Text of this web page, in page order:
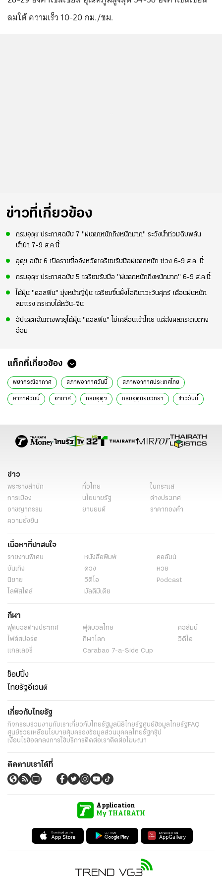
ลมใต้ ความเร็ว 10-20 กม./ชม.
ข่าวที่เกี่ยวข้อง
กรมอุตุฯ ประกาศฉบับ 7 "ฝนตกหนักถึงหนักมาก" ระวังน้ำท่วมฉับพลัน
น้ำป่า 7-9 ส.ค.นี้
อุตุฯ ฉบับ 6 เปิดรายชื่อจังหวัดเตรียมรับมือฝนตกหนัก ช่วง 6-9 ส.ค. นี้
กรมอุตุฯ ประกาศฉบับ 5 เตรียมรับมือ "ฝนตกหนักถึงหนักมาก" 6-9 ส.ค.นี้
ไต้ฝุ่น "ดอลฟิน" มุ่งหน้าญี่ปุ่น เตรียมขึ้นฝั่งโอกินาวะวันศุกร์ เตือนฝนหนัก
ลมแรง กระทบไต้หวัน-จีน
อัปเดตเส้นทางพายุไต้ฝุ่น "ดอลฟิน" ไม่เคลื่อนเข้าไทย แต่ส่งผลกระทบทาง
อ้อม
แท็กที่เกี่ยวข้อง
พยากรณ์อากาศ สภาพอากาศวันนี้ สภาพอากาศประเทศไทย
อากาศวันนี้ อากาศ กรมอุตุฯ กรมอุตุนิยมวิทยา ข่าววันนี้
ข่าว
พระราชสำนัก ทั่วไทย
ในกระแส
การเมือง
นโยบายรัฐ
ต่างประเทศ
อาชญากรรม
ยานยนต์
ราคาทองคำ
ความยั่งยืน
เนื้อหาที่น่าสนใจ
รายงานพิเศษ หนังสือพิมพ์
คอลัมน์
บันเทิง
ดวง
หวย
นิยาย
วิดีโอ
Podcast
ไลฟ์สไตล์
มัลติมีเดีย
กีฬา
ฟุตบอลต่่างประเทศ ฟุตบอลไทย
คอลัมน์
ไฟต์สปอร์ต
กีฬาโลก
วิดีโอ
แกลเลอรี่
Carabao 7-a-Side Cup
ช็อปปิ้ง
ไทยรัฐอีเวนต์
เกี่ยวกับไทยรัฐ
กิจกรรมร่วมงานกับเราเกี่ยวกับไทยรัฐมูลนิธิไทยรัฐศูนย์ข้อมูลไทยรัฐFAQ
ศูนย์ช่วยเหลือนโยบายคุ้มครองข้อมูลส่วนบุคคลไทยรัฐกรุ๊ป
เงื่อนไขข้อตกลงการใช้บริการติดต่อเราติดต่อโฆษณา
ติดตามเราได้ที่
Application
My THAIRATH